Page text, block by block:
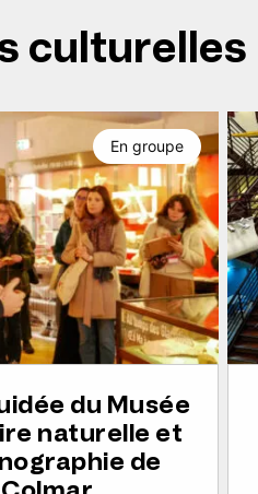
culturelles
du Musée
naturelle et
de
En groupe